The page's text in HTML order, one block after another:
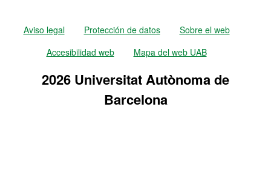
Aviso legal Protección de datos
Sobre el web
Accesibilidad web
Mapa del web UAB
2026 Universitat Autònoma de
Barcelona